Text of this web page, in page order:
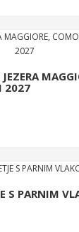
2027
S PARNIM